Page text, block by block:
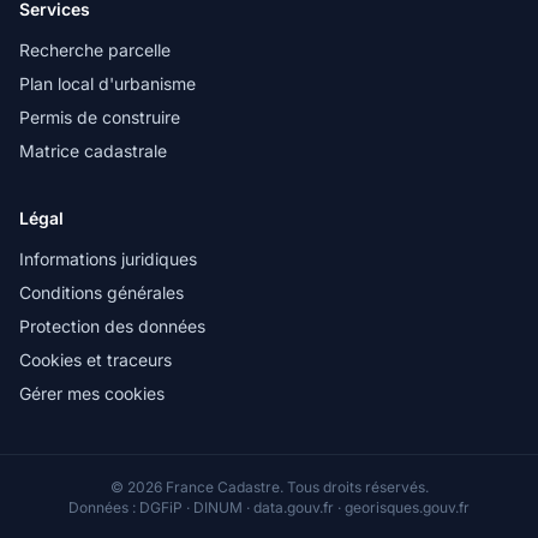
Services
Recherche parcelle
Plan local d'urbanisme
Permis de construire
Matrice cadastrale
Légal
Informations juridiques
Conditions générales
Protection des données
Cookies et traceurs
Gérer mes cookies
© 2026 France Cadastre. Tous droits réservés.
Données : DGFiP · DINUM · data.gouv.fr · georisques.gouv.fr